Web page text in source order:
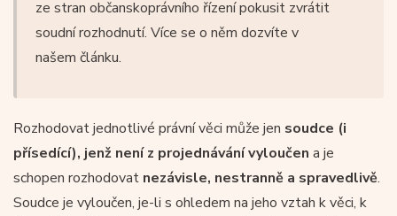
ze stran občanskoprávního řízení pokusit zvrátit
soudní rozhodnutí. Více se o něm dozvíte v
našem článku.
Rozhodovat jednotlivé právní věci může jen soudce (i
přísedící), jenž není z projednávání vyloučen a je
schopen rozhodovat nezávisle, nestranně a spravedlivě.
Soudce je vyloučen, je-li s ohledem na jeho vztah k věci, k